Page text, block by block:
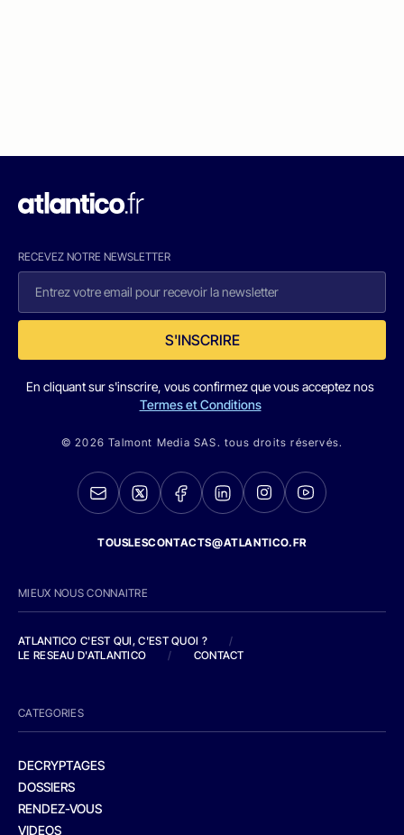
RECEVEZ NOTRE NEWSLETTER
S'INSCRIRE
En cliquant sur s'inscrire, vous confirmez que vous acceptez nos
Termes et Conditions
© 2026 Talmont Media SAS. tous droits réservés.
TOUSLESCONTACTS@ATLANTICO.FR
MIEUX NOUS CONNAITRE
ATLANTICO C'EST QUI, C'EST QUOI ?
/
LE RESEAU D'ATLANTICO
/ CONTACT
CATEGORIES
DECRYPTAGES
DOSSIERS
RENDEZ-VOUS
VIDEOS